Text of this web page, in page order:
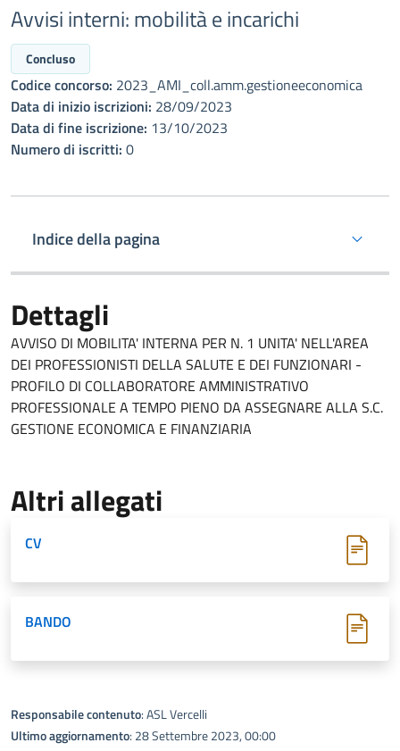
Avvisi interni: mobilità e incarichi
Concluso
Codice concorso: 2023_AMI_coll.amm.gestioneeconomica
Data di inizio iscrizioni: 28/09/2023
Data di fine iscrizione: 13/10/2023
Numero di iscritti: 0
Indice della pagina
Dettagli
AVVISO DI MOBILITA' INTERNA PER N. 1 UNITA' NELL'AREA
DEI PROFESSIONISTI DELLA SALUTE E DEI FUNZIONARI -
PROFILO DI COLLABORATORE AMMINISTRATIVO
PROFESSIONALE A TEMPO PIENO DA ASSEGNARE ALLA S.C.
GESTIONE ECONOMICA E FINANZIARIA
Altri allegati
CV
BANDO
Responsabile contenuto: ASL Vercelli
Ultimo aggiornamento: 28 Settembre 2023, 00:00